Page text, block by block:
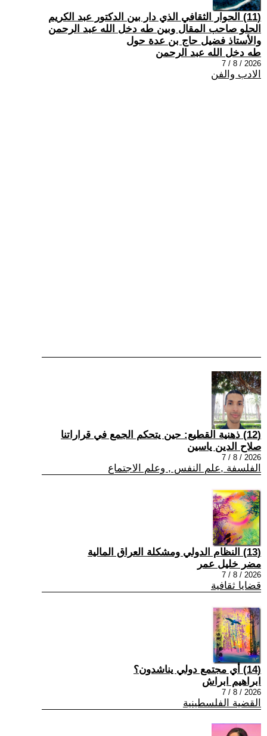
(11) الحوار الثقافي الذي دار بين الدكتور عبد الكريم
الحلو صاحب المقال وبين طه دخل الله عبد الرحمن
والأستاذ فضيل حاج بن عدة حول
طه دخل الله عبد الرحمن
2026 / 8 / 7
الادب والفن
(12) ذهنية القطيع: حين يتحكم الجمع في قراراتنا
صلاح الدين ياسين
2026 / 8 / 7
الفلسفة ,علم النفس , وعلم الاجتماع
(13) النظام الدولي ومشكلة العراق المالية
مضر خليل عمر
2026 / 8 / 7
قضايا ثقافية
(14) أي مجتمع دولي يناشدون؟
ابراهيم ابراش
2026 / 8 / 7
القضية الفلسطينية